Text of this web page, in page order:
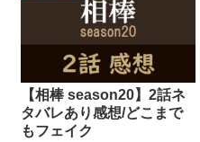
【相棒 season20】2話ネ
タバレあり感想/どこまで
もフェイク